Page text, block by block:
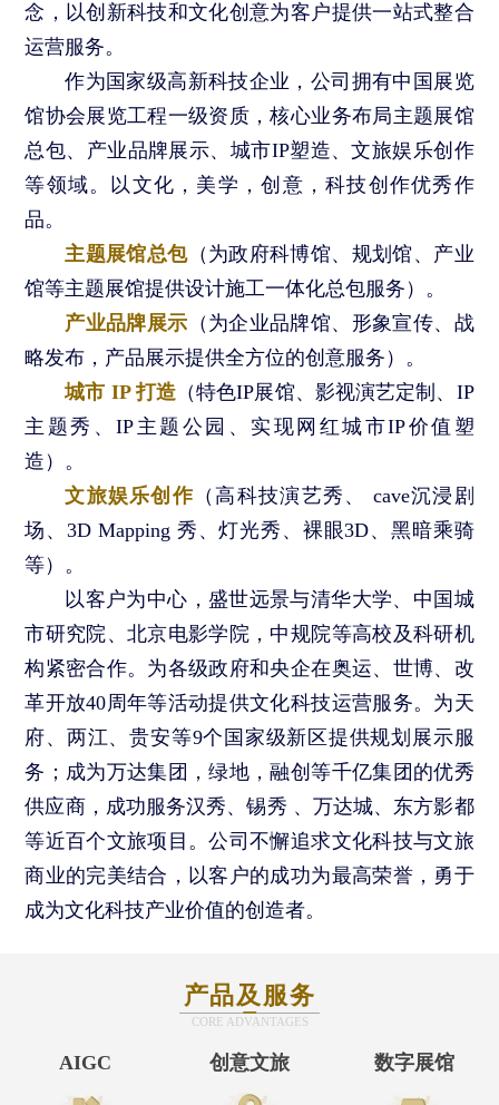
念，以创新科技和文化创意为客户提供一站式整合
运营服务。
作为国家级高新科技企业，公司拥有中国展览
馆协会展览工程一级资质，核心业务布局主题展馆
总包、产业品牌展示、城市IP塑造、文旅娱乐创作
等领域。以文化，美学，创意，科技创作优秀作
品。
主题展馆总包（为政府科博馆、规划馆、产业
馆等主题展馆提供设计施工一体化总包服务）。
产业品牌展示 （为企业品牌馆、形象宣传、战
略发布，产品展示提供全方位的创意服务）。
城市 IP 打造（特色IP展馆、影视演艺定制、IP
主题秀、IP主题公园、实现网红城市IP价值塑
造）。
文旅娱乐创作 （高科技演艺秀、 cave沉浸剧
场、3D Mapping 秀、灯光秀、裸眼3D、黑暗乘骑
等）。
以客户为中心，盛世远景与清华大学、中国城
市研究院、北京电影学院，中规院等高校及科研机
构紧密合作。为各级政府和央企在奥运、世博、改
革开放40周年等活动提供文化科技运营服务。为天
府、两江、贵安等9个国家级新区提供规划展示服
务；成为万达集团，绿地，融创等千亿集团的优秀
供应商，成功服务汉秀、锡秀 、万达城、东方影都
等近百个文旅项目。公司不懈追求文化科技与文旅
商业的完美结合，以客户的成功为最高荣誉，勇于
成为文化科技产业价值的创造者。
产品及服务
CORE ADVANTAGES
AIGC 创意文旅 数字展馆